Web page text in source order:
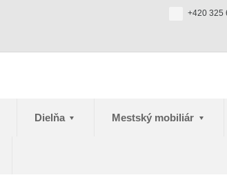
+420 325
Dielňa Mestský mobiliár